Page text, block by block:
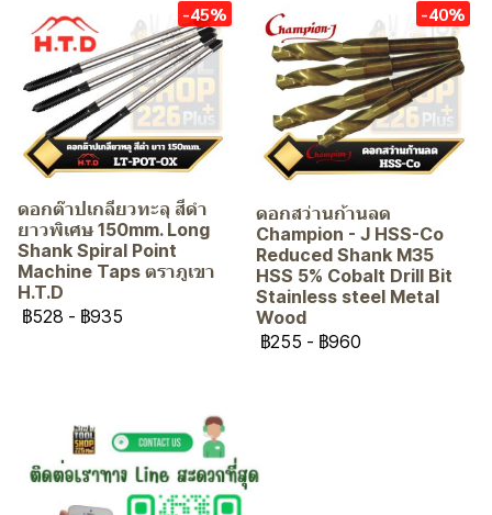
-45%
ดอกต๊าปเกลียวทะลุ สีดำ
ยาวพิเศษ 150mm. Long
Shank Spiral Point
Machine Taps ตราภูเขา
H.T.D
฿528 - ฿935
-40%
ดอกสว่านก้านลด
Champion - J HSS-Co
Reduced Shank M35
HSS 5% Cobalt Drill Bit
Stainless steel Metal
Wood
฿255 - ฿960